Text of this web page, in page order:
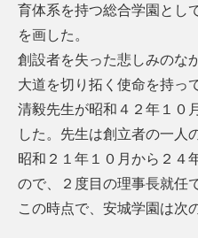
育体系を持つ総合学園とし
を画した。
創設者を失った悲しみのな
大道を切り拓く使命を持っ
清毅先生が昭和４２年１０
した。先生は創立者の一人
昭和２１年１０月から２４
ので、２度目の理事長就任
この時点で、安城学園は次